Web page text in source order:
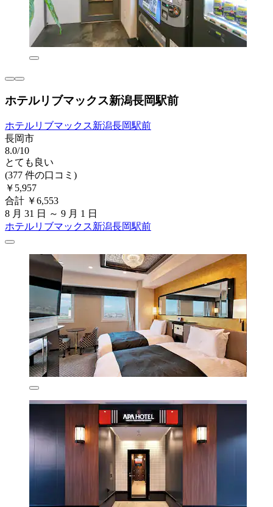
ホテルリブマックス新潟長岡駅前
ホテルリブマックス新潟長岡駅前
長岡市
8.0/10
とても良い
(377 件の口コミ)
￥5,957
合計 ￥6,553
8 月 31 日 ～ 9 月 1 日
ホテルリブマックス新潟長岡駅前